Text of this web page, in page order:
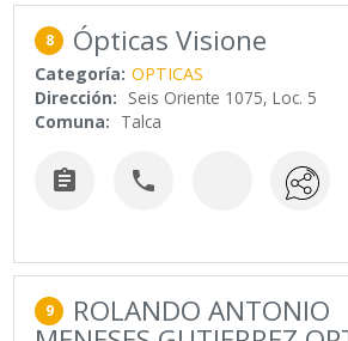
8 Ópticas Visione
Categoría: OPTICAS
Dirección: Seis Oriente 1075, Loc. 5
Comuna: Talca
 
9 ROLANDO ANTONIO